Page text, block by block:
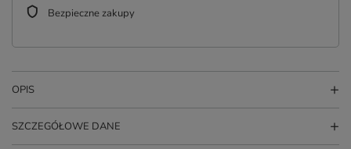
Bezpieczne zakupy
OPIS
SZCZEGÓŁOWE DANE